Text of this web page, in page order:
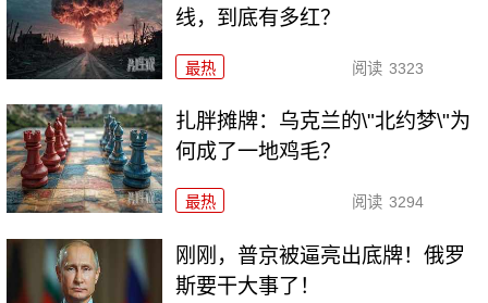
线，到底有多红？
最热 阅读 3323
扎胖摊牌：乌克兰的\"北约梦\"为
何成了一地鸡毛？
最热 阅读 3294
刚刚，普京被逼亮出底牌！俄罗
斯要干大事了！